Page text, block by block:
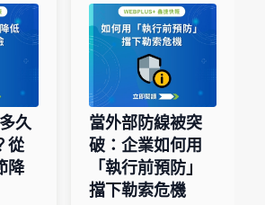
久
從
降
當外部防線被突
破：企業如何用
「執行前預防」
擋下勒索危機